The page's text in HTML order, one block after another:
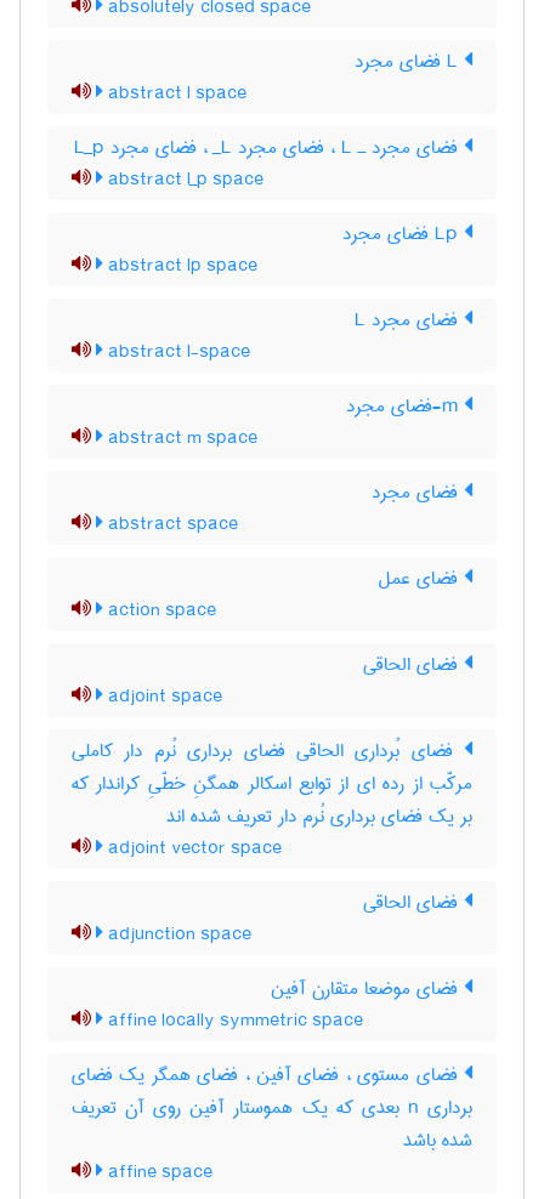
absolutely closed space
abstract l space
فضای مجرد ـ L‌ ، فضای مجرد L‌_ ، فضای مجرد L‌_‌p
abstract l_p space
abstract lp space
فضای مجرد L
abstract l-space
abstract m space
فضای مجرد
abstract space
فضای عمل
action space
فضای الحاقی
adjoint space
فضای بُرداری الحاقی فضای برداری نُرم دار کاملی
مرکّب از رده ای از توابع اسکالر همگنِ خطّیِ کراندار که
بر یک فضای برداری نُرم دار تعریف شده اند
adjoint vector space
فضای الحاقی
adjunction space
فضای موضعا متقارن آفین
affine locally symmetric space
فضای مستوی ، فضای آفین ، فضای همگر یک فضای
برداری n بعدی که یک هموستار آفین روی آن تعریف
شده باشد
affine space